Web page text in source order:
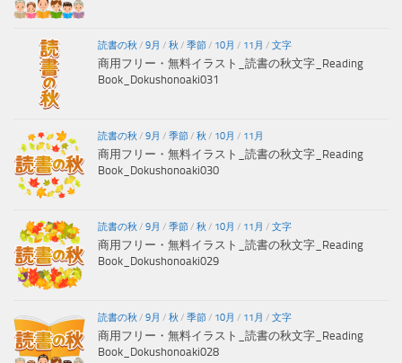
読書の秋 / 9月 / 秋 / 季節/ 10月 / 11月 / 文字
商用フリー・無料イラスト_読書の秋文字_Reading
Book_Dokushonoaki031
読書の秋 / 9月 / 季節/ 秋 / 10月 / 11月
商用フリー・無料イラスト_読書の秋文字_Reading
Book_Dokushonoaki030
読書の秋 / 9月 / 季節/ 秋 / 10月 / 11月 / 文字
商用フリー・無料イラスト_読書の秋文字_Reading
Book_Dokushonoaki029
読書の秋 / 9月 / 秋 / 季節/ 10月 / 11月 / 文字
商用フリー・無料イラスト_読書の秋文字_Reading
Book_Dokushonoaki028